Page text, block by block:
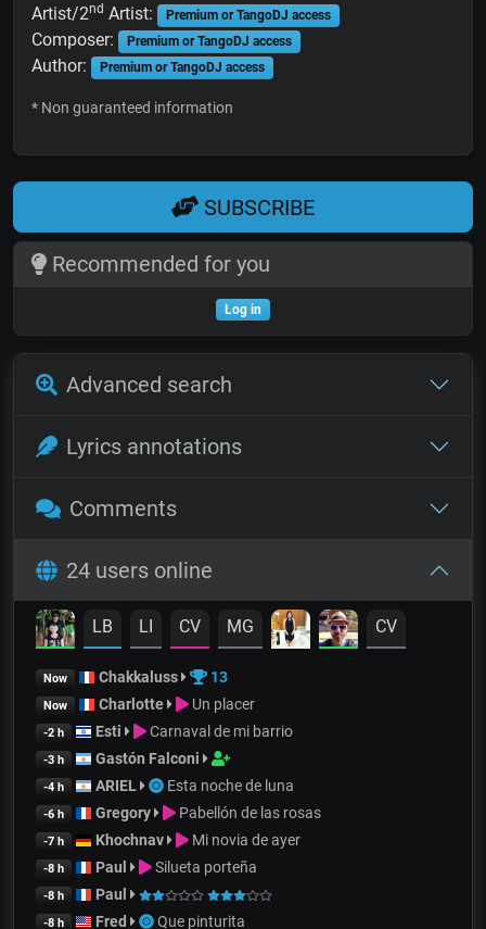
Artist/2nd Artist: Premium or TangoDJ access
Composer: Premium or TangoDJ access
Author: Premium or TangoDJ access
* Non guaranteed information
SUBSCRIBE
Recommended for you
Log in
Advanced search
Lyrics annotations
Comments
24 users online
LB LI CV MG CV
Now Chakkaluss 13
Now Charlotte Un placer
-2 h Esti Carnaval de mi barrio
-3 h Gastón Falconi
-4 h ARIEL Esta noche de luna
-6 h Gregory Pabellón de las rosas
-7 h Khochnav Mi novia de ayer
-8 h Paul Silueta porteña
-8 h Paul
-8 h Fred Que pinturita